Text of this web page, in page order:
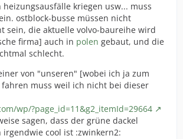
kriegen usw... muss
ostblock-busse müssen nicht
sein, die aktuelle volvo-baureihe wird
firma] auch in polen gebaut, und die
schlecht.
von "unseren" [wobei ich ja zum
muss weil ich nicht bei dieser
wp/?page_id=11&g2_itemId=29664
sagen, dass der grüne dackel
cool ist :zwinkern2: